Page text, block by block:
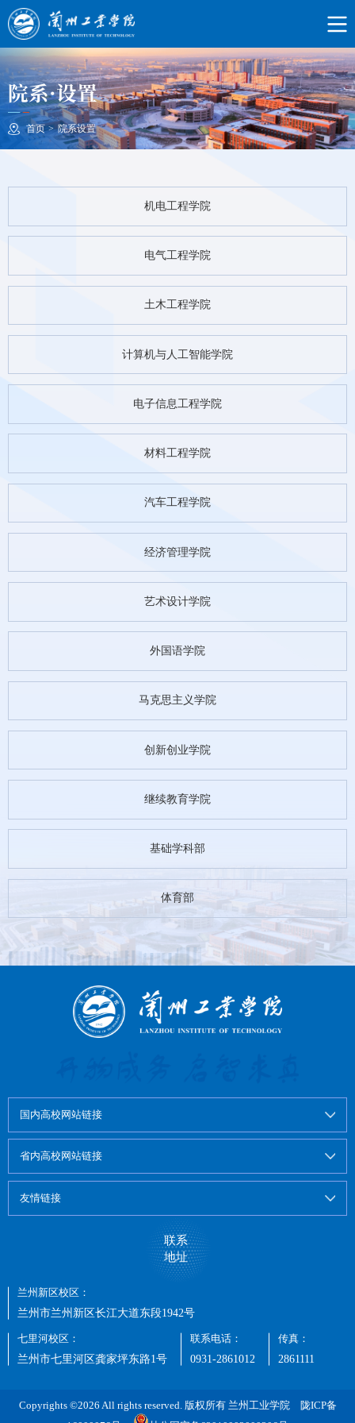
院系·设置
首页 > 院系设置
机电工程学院
电气工程学院
土木工程学院
计算机与人工智能学院
电子信息工程学院
材料工程学院
汽车工程学院
经济管理学院
艺术设计学院
外国语学院
马克思主义学院
创新创业学院
继续教育学院
基础学科部
体育部
国内高校网站链接
省内高校网站链接
友情链接
联系
地址
兰州新区校区：
兰州市兰州新区长江大道东段1942号
七里河校区：
兰州市七里河区龚家坪东路1号
联系电话：
0931-2861012
传真：
2861111
Copyrights ©2026 All rights reserved. 版权所有 兰州工业学院
陇ICP备